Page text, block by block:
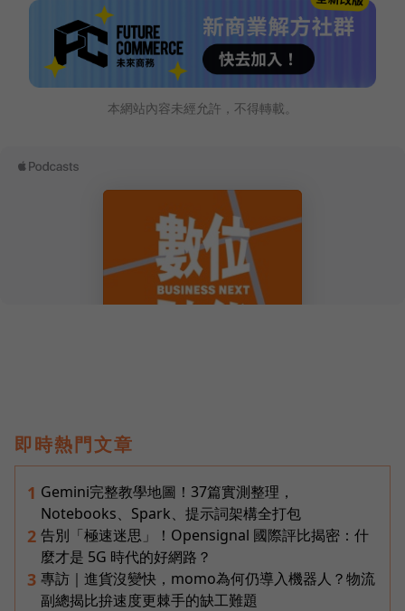
本網站內容未經允許，不得轉載。
即時熱門文章
1 Gemini完整教學地圖！37篇實測整理，
Notebooks、Spark、提示詞架構全打包
2 告別「極速迷思」！Opensignal 國際評比揭密：什
麼才是 5G 時代的好網路？
3 專訪｜進貨沒變快，momo為何仍導入機器人？物流
副總揭比拚速度更棘手的缺工難題